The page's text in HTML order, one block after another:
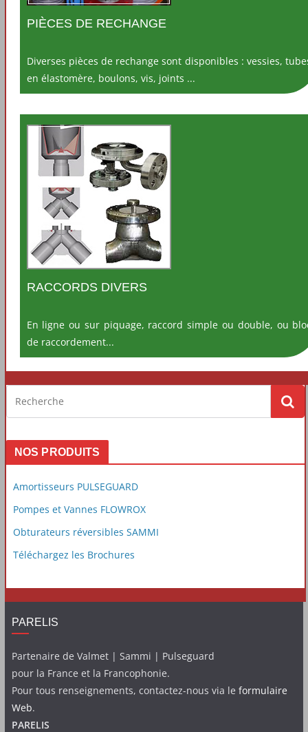
PIÈCES DE RECHANGE
Diverses pièces de rechange sont disponibles : vessies,
en élastomère, boulons, vis, joints ...
RACCORDS DIVERS
En ligne ou sur piquage, raccord simple ou double, ou
de raccordement...
NOS PRODUITS
Amortisseurs PULSEGUARD
Pompes et Vannes FLOWROX
Obturateurs réversibles SAMMI
Téléchargez les Brochures
PARELIS
Partenaire de Valmet | Sammi | Pulseguard
pour la France et la Francophonie.
Pour tous renseignements, contactez-nous via le formulaire
Web.
PARELIS